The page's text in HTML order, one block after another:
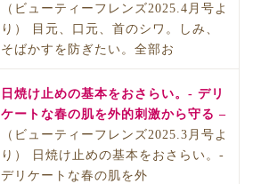
（ビューティーフレンズ2025.4月号よ
り） 目元、口元、首のシワ。しみ、
そばかすを防ぎたい。全部お
日焼け止めの基本をおさらい。- デリ
ケートな春の肌を外的刺激から守る –
（ビューティーフレンズ2025.3月号よ
り） 日焼け止めの基本をおさらい。-
デリケートな春の肌を外